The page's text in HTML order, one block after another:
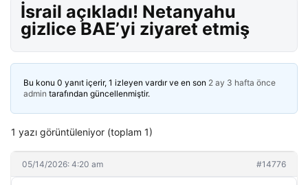
İsrail açıkladı! Netanyahu
gizlice BAE’yi ziyaret etmiş
Bu konu 0 yanıt içerir, 1 izleyen vardır ve en son 2 ay 3 hafta önce
admin tarafından güncellenmiştir.
1 yazı görüntüleniyor (toplam 1)
05/14/2026: 4:20 am #14776